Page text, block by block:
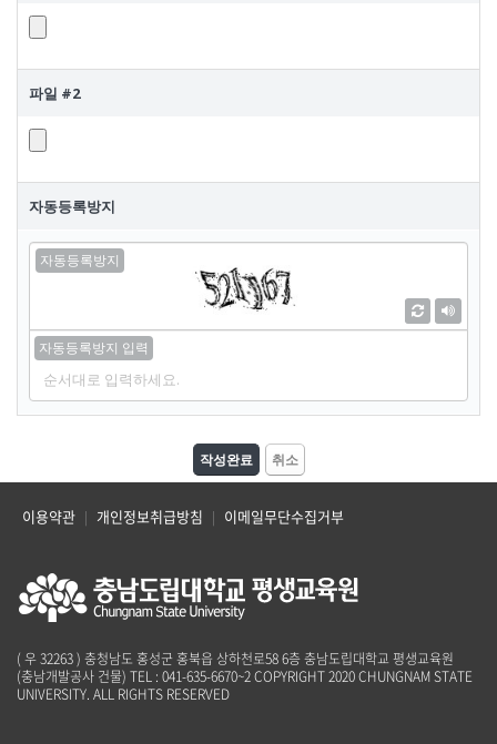
1
파일 #2
1
자동등록방지
취소
이용약관 | 개인정보취급방침 | 이메일무단수집거부
( 우 32263 ) 충청남도 홍성군 홍북읍 상하천로58 6층 충남도립대학교 평생교육원
(충남개발공사 건물) TEL : 041-635-6670~2COPYRIGHT 2020 CHUNGNAM STATE
UNIVERSITY. ALL RIGHTS RESERVED